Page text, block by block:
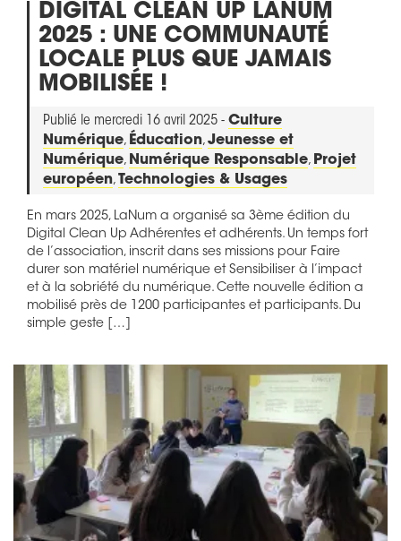
DIGITAL CLEAN UP LANUM
2025 : UNE COMMUNAUTÉ
LOCALE PLUS QUE JAMAIS
MOBILISÉE !
Publié le mercredi 16 avril 2025 - Culture
Numérique, Éducation,Jeunesse et
Numérique, Numérique Responsable, Projet
européen,Technologies & Usages
En mars 2025, LaNum a organisé sa 3ème édition du
Digital Clean Up Adhérentes et adhérents. Un temps fort
de l’association, inscrit dans ses missions pour Faire
durer son matériel numérique et Sensibiliser à l’impact
et à la sobriété du numérique. Cette nouvelle édition a
mobilisé près de 1200 participantes et participants. Du
simple geste […]